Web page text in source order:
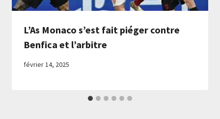
L’As Monaco s’est fait piéger contre
Benfica et l’arbitre
février 14, 2025